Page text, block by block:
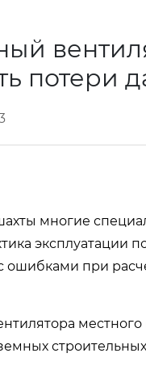
потери
многие
эксплуатации
ошибками при
местного